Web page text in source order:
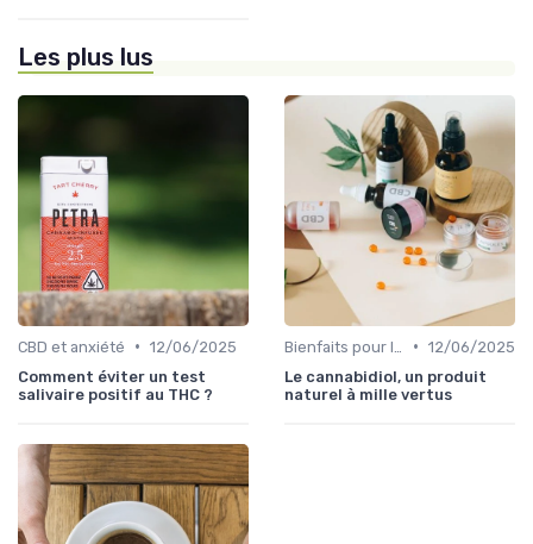
Les plus lus
CBD et anxiété • 12/06/2025
Comment éviter un test
salivaire positif au THC ?
• 12/06/2025
Le cannabidiol, un produit
naturel à mille vertus